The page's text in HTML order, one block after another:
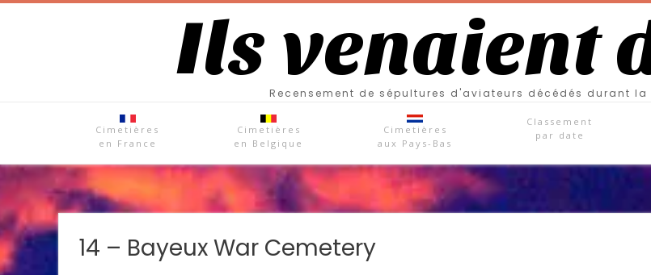
Ils venaient
Recensement de sépultures d'aviateurs décédés durant
Cimetières
en France
Cimetières
en Belgique
Cimetières
aux Pays-Bas
Classement
par date
14 – Bayeux War Cemetery